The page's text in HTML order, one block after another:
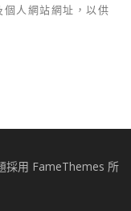
人網站網址，以供
採用 FameThemes 所